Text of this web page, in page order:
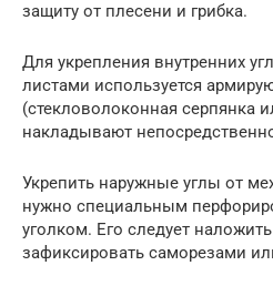
защиту от плесени и грибка.
Для укрепления внутренних
листами используется
(стекловолоконная серпянка
накладывают
Укрепить наружные углы от
нужно специальным
уголком. Его следует
зафиксировать саморезами